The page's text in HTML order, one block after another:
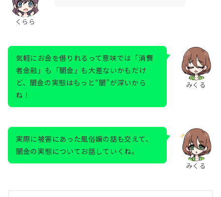
くらら
みくる
気軽にお金を借りれるって意味では「消費
者金融」も「闇金」も大差ないかもだけ
ど、闇金の実態はもっと“闇”が深いから
ね！
みくる
実際に被害にあった風俗嬢の話も交えて、
闇金の実態についてお話していくね。